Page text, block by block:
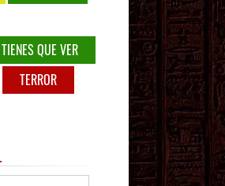
QUE VER
TERROR